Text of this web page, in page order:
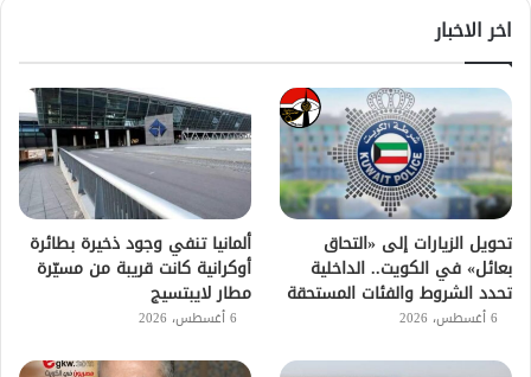
اخر الاخبار
تحويل الزيارات إلى «التحاق
بعائل» في الكويت.. الداخلية
تحدد الشروط والفئات المستحقة
6 أغسطس، 2026
ألمانيا تنفي وجود ذخيرة بطائرة
أوكرانية كانت قريبة من مسيّرة
مطار لايبتسيج
6 أغسطس، 2026